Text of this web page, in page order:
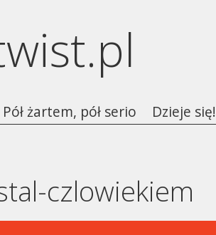
Pół żartem, pół serio Dzieje się!
czlowiekiem